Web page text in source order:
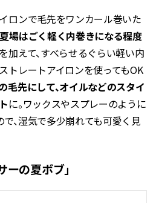
ロンで毛先をワンカール巻いた
夏場はごく軽く内巻きになる程度
加えて、すべらせるぐらい軽い内
トレートアイロンを使ってもOK
毛先にして、オイルなどのスタイ
に。ワックスやスプレーのように
、湿気で多少崩れても可愛く見
ーの夏ボブ」